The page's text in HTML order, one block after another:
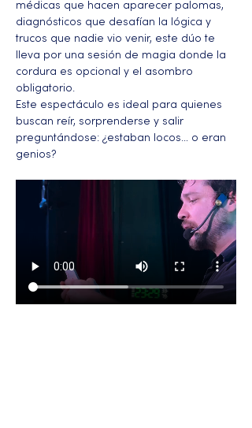
médicas que hacen aparecer palomas,
diagnósticos que desafían la lógica y
trucos que nadie vio venir, este dúo te
lleva por una sesión de magia donde la
cordura es opcional y el asombro
obligatorio.
Este espectáculo es ideal para quienes
buscan reír, sorprenderse y salir
preguntándose: ¿estaban locos… o eran
genios?